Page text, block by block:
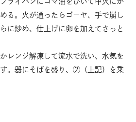
る。火が通ったらゴーヤ、手で崩し
に炒め、仕上げに卵を加えてさっと
レンジ解凍して流水で洗い、水気を
。器にそばを盛り、②（上記）を乗